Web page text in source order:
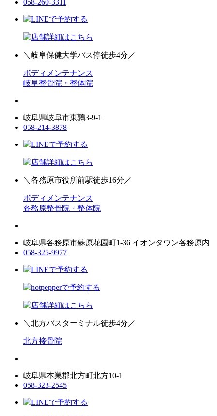
058-260-3311
＼岐阜保健大学バス停徒歩4分／
ボディメンテナンス
岐阜整骨院・整体院
岐阜県岐阜市東鶉3-9-1
058-214-3878
＼各務原市役所前駅徒歩16分／
ボディメンテナンス
各務原整骨院・整体院
岐阜県各務原市蘇原花園町1-36 イオンタウン各務原内
058-325-9977
＼北方バスターミナル徒歩4分／
北方接骨院
岐阜県本巣郡北方町北方10-1
058-323-2545